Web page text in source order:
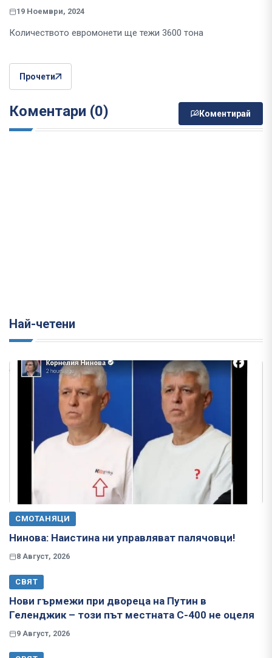
19 Ноември, 2024
Количеството евромонети ще тежи 3600 тона
Прочети
Коментари (0) Коментирай
Най-четени
СМОТАНЯЦИ
Нинова: Наистина ни управляват палячовци!
8 Август, 2026
СВЯТ
Нови гърмежи при двореца на Путин в
Геленджик – този път местната С-400 не оцеля
9 Август, 2026